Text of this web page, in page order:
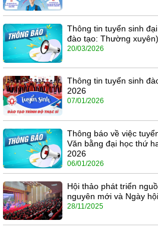
Thông tin tuyển sinh
đào tạo: Thường xuyên)
20/03/2026
Thông tin tuyển sinh
2026
07/01/2026
Thông báo về việc
Văn bằng đại học thứ
2026
06/01/2026
Hội thảo phát triển
nguyên mới và Ngày
28/11/2025